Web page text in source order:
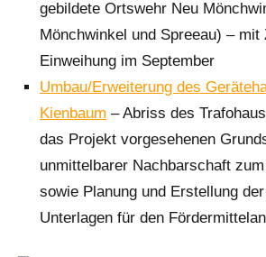
gebildete Ortswehr Neu
Mönchwinkel und Spreeau) – mit
Einweihung im September
Umbau/Erweiterung des
Kienbaum – Abriss des
das Projekt vorgesehenen
unmittelbarer Nachbarschaft
sowie Planung und Erstellung
Unterlagen für den